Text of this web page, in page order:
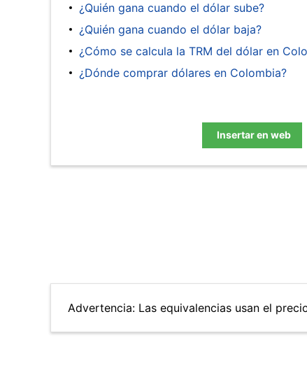
¿Quién gana cuando el dólar sube?
¿Quién gana cuando el dólar baja?
¿Cómo se calcula la TRM del dólar en
¿Dónde comprar dólares en Colombia?
Insertar en web
Advertencia: Las equivalencias usan el